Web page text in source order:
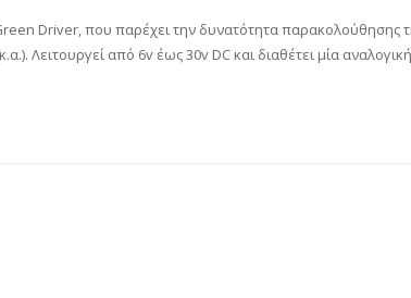
Driver, που παρέχει την δυνατότητα
Λειτουργεί από 6v έως 30v DC και διαθέτει μία